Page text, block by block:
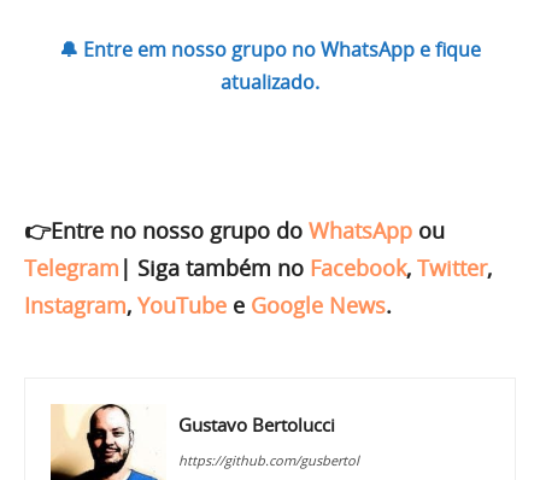
🔔 Entre em nosso grupo no WhatsApp e fique
atualizado.
👉Entre no nosso grupo do WhatsApp ou
Telegram | Siga também no Facebook, Twitter,
Instagram, YouTube e Google News.
Gustavo Bertolucci
https://github.com/gusbertol